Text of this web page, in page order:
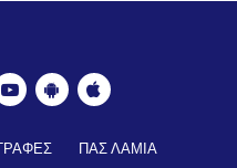
ΠΑΣ ΛΑΜΙΑ